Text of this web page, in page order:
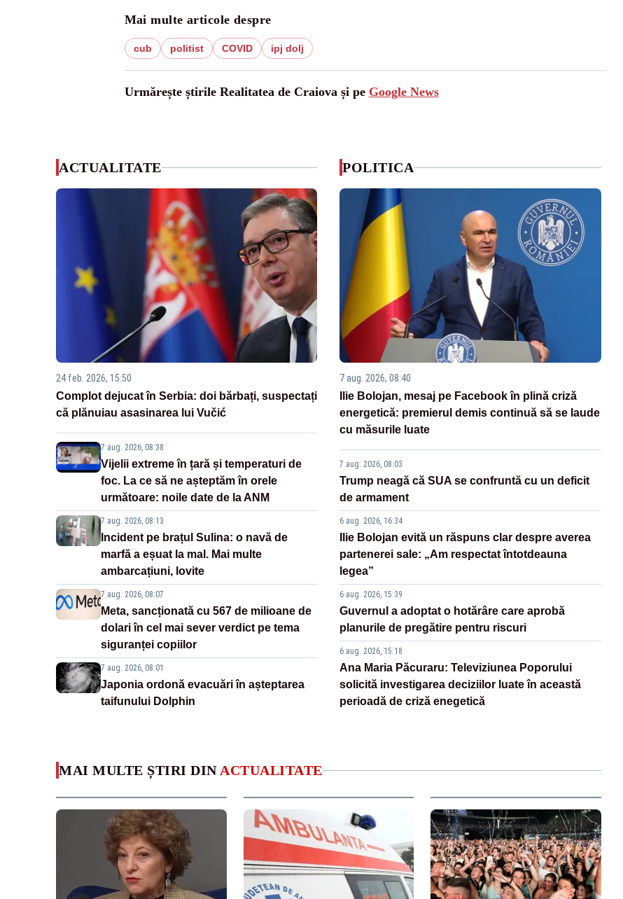
Mai multe articole despre
cub politist COVID ipj dolj
Urmărește știrile Realitatea de Craiova și pe Google News
ACTUALITATE
24 feb. 2026, 15:50
Complot dejucat în Serbia: doi bărbați, suspectați
că plănuiau asasinarea lui Vučić
7 aug. 2026, 08:38
Vijelii extreme în țară și temperaturi de
foc. La ce să ne așteptăm în orele
următoare: noile date de la ANM
7 aug. 2026, 08:13
Incident pe brațul Sulina: o navă de
marfă a eșuat la mal. Mai multe
ambarcațiuni, lovite
7 aug. 2026, 08:07
Meta, sancționată cu 567 de milioane de
dolari în cel mai sever verdict pe tema
siguranței copiilor
7 aug. 2026, 08:01
Japonia ordonă evacuări în așteptarea
taifunului Dolphin
POLITICA
7 aug. 2026, 08:40
Ilie Bolojan, mesaj pe Facebook în plină criză
energetică: premierul demis continuă să se laude
cu măsurile luate
7 aug. 2026, 08:03
Trump neagă că SUA se confruntă cu un deficit
de armament
6 aug. 2026, 16:34
Ilie Bolojan evită un răspuns clar despre averea
partenerei sale: „Am respectat întotdeauna
legea”
6 aug. 2026, 15:39
Guvernul a adoptat o hotărâre care aprobă
planurile de pregătire pentru riscuri
6 aug. 2026, 15:18
Ana Maria Păcuraru: Televiziunea Poporului
solicită investigarea deciziilor luate în această
perioadă de criză enegetică
MAI MULTE ȘTIRI DIN ACTUALITATE